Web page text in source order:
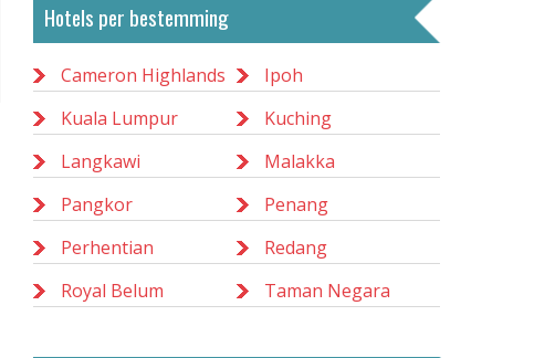
Hotels per bestemming
Cameron Highlands
Ipoh
Kuala Lumpur
Kuching
Langkawi
Malakka
Pangkor
Penang
Perhentian
Redang
Royal Belum
Taman Negara